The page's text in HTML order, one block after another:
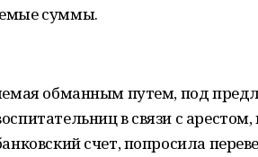
суммы.
обманным путем, под
в связи с
счет, попросила